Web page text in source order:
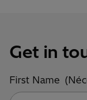
Get in
First Name